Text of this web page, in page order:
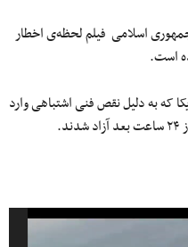
اسلامی فیلم لحظه‌ی اخطار
است.
که به دلیل نقص فنی اشتباهی وارد